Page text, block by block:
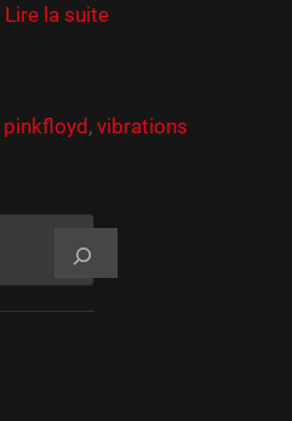
Lire la suite
pinkfloyd,vibrations